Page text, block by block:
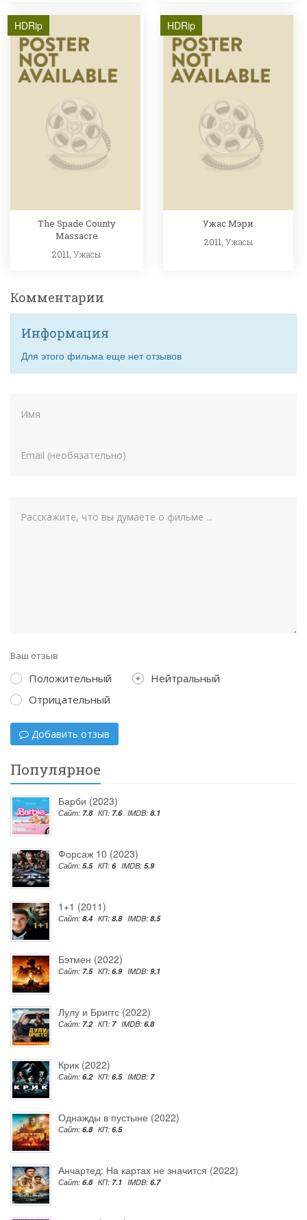
HDRip
The Spade County
Massacre
2011,Ужасы
HDRip
Ужас Мэри
2011, Ужасы
Комментарии
Информация
Для этого фильма еще нет отзывов
Ваш отзыв
Положительный
Нейтральный
Отрицательный
Добавить отзыв
Популярное
Барби (2023)
Сайт: 7.8 КП: 7.6 IMDB: 8.1
Форсаж 10 (2023)
Сайт: 5.5 КП: 6 IMDB: 5.9
1+1 (2011)
Сайт: 8.4 КП: 8.8 IMDB: 8.5
Бэтмен (2022)
Сайт: 7.5 КП: 6.9 IMDB: 9.1
Лулу и Бриггс (2022)
Сайт: 7.2 КП: 7 IMDB: 6.8
Крик (2022)
Сайт: 6.2 КП: 6.5 IMDB: 7
Однажды в пустыне (2022)
Сайт: 6.8 КП: 6.5
Анчартед: На картах не значится (2022)
Сайт: 6.8 КП: 7.1 IMDB: 6.7